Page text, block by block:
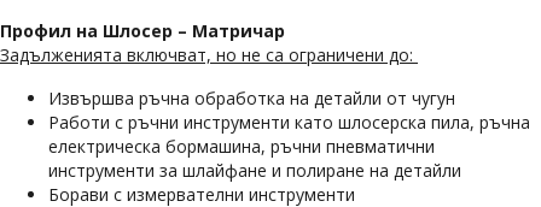
Профил на Шлосер – Матричар
Задълженията включват, но не са ограничени до:
Извършва ръчна обработка на детайли от чугун
Работи с ръчни инструменти като шлосерска пила, ръчна
електрическа бормашина, ръчни пневматични
инструменти за шлайфане и полиране на детайли
Борави с измервателни инструменти